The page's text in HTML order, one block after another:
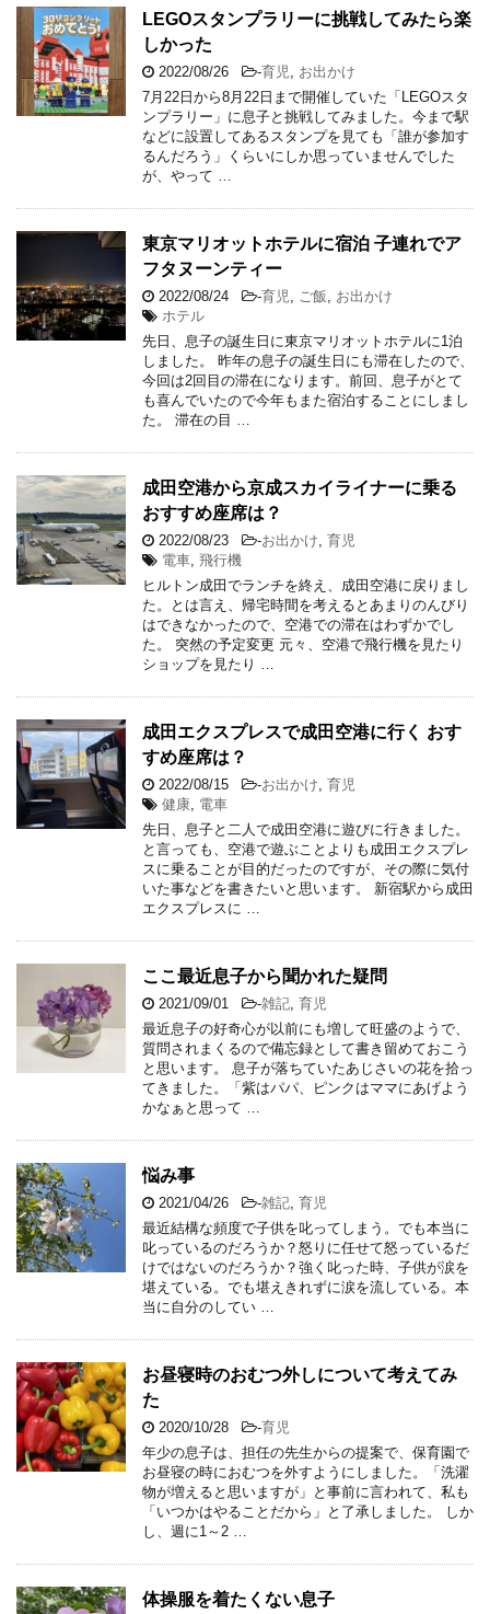
LEGOスタンプラリーに挑戦してみたら楽
しかった
2022/08/26 -育児
お出かけ
7月22日から8月22日まで開催していた「LEGOスタ
ンプラリー」に息子と挑戦してみました。今まで駅
などに設置してあるスタンプを見ても「誰が参加す
るんだろう」くらいにしか思っていませんでした
が、やって …
東京マリオットホテルに宿泊 子連れでア
フタヌーンティー
2022/08/24 -育児 ご飯
お出かけ
ホテル
先日、息子の誕生日に東京マリオットホテルに1泊
しました。 昨年の息子の誕生日にも滞在したので、
今回は2回目の滞在になります。前回、息子がとて
も喜んでいたので今年もまた宿泊することにしまし
た。 滞在の目 …
成田空港から京成スカイライナーに乗る
おすすめ座席は？
2022/08/23 -お出かけ 育児
電車 飛行機
ヒルトン成田でランチを終え、成田空港に戻りまし
た。とは言え、帰宅時間を考えるとあまりのんびり
はできなかったので、空港での滞在はわずかでし
た。 突然の予定変更 元々、空港で飛行機を見たり
ショップを見たり …
成田エクスプレスで成田空港に行く おす
すめ座席は？
2022/08/15 -お出かけ 育児
健康 電車
先日、息子と二人で成田空港に遊びに行きました。
と言っても、空港で遊ぶことよりも成田エクスプレ
スに乗ることが目的だったのですが、その際に気付
いた事などを書きたいと思います。 新宿駅から成田
エクスプレスに …
ここ最近息子から聞かれた疑問
2021/09/01 -雑記 育児
最近息子の好奇心が以前にも増して旺盛のようで、
質問されまくるので備忘録として書き留めておこう
と思います。 息子が落ちていたあじさいの花を拾っ
てきました。「紫はパパ、ピンクはママにあげよう
かなぁと思って …
悩み事
2021/04/26 -雑記 育児
最近結構な頻度で子供を叱ってしまう。でも本当に
叱っているのだろうか？怒りに任せて怒っているだ
けではないのだろうか？強く叱った時、子供が涙を
堪えている。でも堪えきれずに涙を流している。本
当に自分のしてい …
お昼寝時のおむつ外しについて考えてみ
た
2020/10/28 -育児
年少の息子は、担任の先生からの提案で、保育園で
お昼寝の時におむつを外すようにしました。「洗濯
物が増えると思いますが」と事前に言われて、私も
「いつかはやることだから」と了承しました。 しか
し、週に1～2 …
体操服を着たくない息子